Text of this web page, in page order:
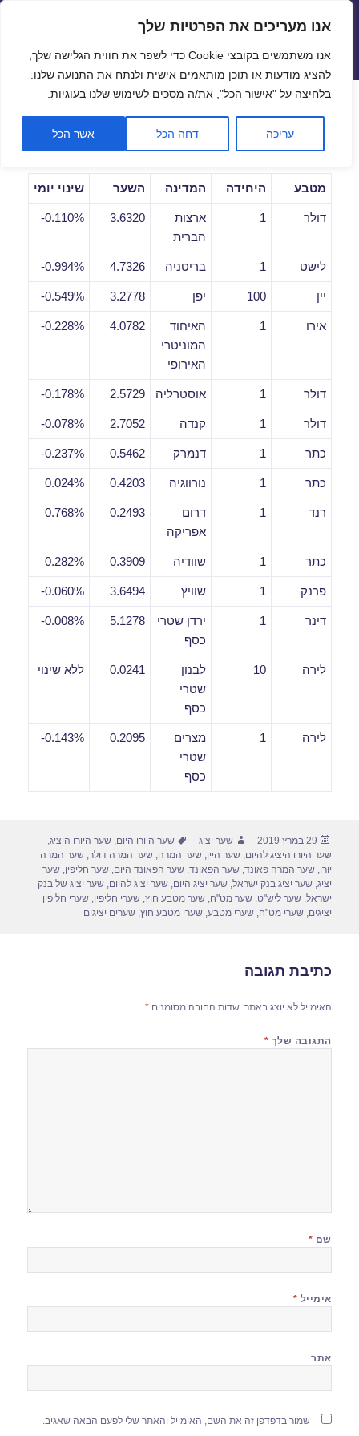
פתח
אנו מעריכים את הפרטיות שלך
אנו משתמשים בקובצי Cookie כדי לשפר את חווית הגלישה שלך,
להציג מודעות או תוכן מותאמים אישית ולנתח את התנועה שלנו.
בלחיצה על "אישור הכל", את/ה מסכים לשימוש שלנו בעוגיות.
עריכה דחה הכל אשר הכל
שערי חליפין יציגים – שער יציג
תפריטים
ווידג'טים
שערי חליפין יומיים לתאריך
29/03/2019
מטבע היחידה המדינה השער שינוי יומי
דולר 1
ארצות
הברית
3.6320
0.110%-
לישט 1 בריטניה 4.7326
0.994%-
יין 100 יפן 3.2778
0.549%-
אירו 1
האיחוד
המוניטרי
האירופי
4.0782
0.228%-
דולר 1 אוסטרליה 2.5729
0.178%-
דולר 1 קנדה 2.7052
0.078%-
כתר 1 דנמרק 0.5462
0.237%-
כתר 1 נורווגיה 0.4203
0.024%
רנד 1
דרום
אפריקה
0.2493
0.768%
כתר 1 שוודיה 0.3909
0.282%
פרנק 1 שוויץ 3.6494
0.060%-
דינר 1
ירדן שטרי
כסף
5.1278
0.008%-
לירה 10
לבנון
שטרי
כסף
0.0241 ללא שינוי
לירה 1
מצרים
שטרי
כסף
0.2095
0.143%-
פורסם
בתאריך
29 במרץ 2019 מחבר
שער יציג תגיות
שער היורו היום,שער היורו היציג,
שער היורו היציג להיום,שער היין,שער המרה,שער המרה דולר,שער המרה
יורו,שער המרה פאונד,שער הפאונד,שער הפאונד היום,שער חליפין,שער
יציג,שער יציג בנק ישראל,שער יציג היום,שער יציג להיום,שער יציג של בנק
ישראל,שער ליש"ט,שער מט"ח,שער מטבע חוץ,שערי חליפין,שערי חליפין
יציגים,שערי מט"ח,שערי מטבע,שערי מטבע חוץ,שערים יציגים
כתיבת תגובה
האימייל לא יוצג באתר. שדות החובה מסומנים*
התגובה שלך *
שם *
אימייל *
אתר
שמור בדפדפן זה את השם, האימייל והאתר שלי לפעם הבאה שאגיב.